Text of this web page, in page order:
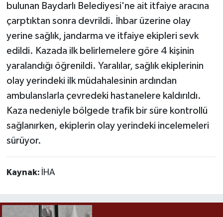
bulunan Baydarlı Belediyesi'ne ait itfaiye aracına
çarptıktan sonra devrildi. İhbar üzerine olay
yerine sağlık, jandarma ve itfaiye ekipleri sevk
edildi. Kazada ilk belirlemelere göre 4 kişinin
yaralandığı öğrenildi. Yaralılar, sağlık ekiplerinin
olay yerindeki ilk müdahalesinin ardından
ambulanslarla çevredeki hastanelere kaldırıldı.
Kaza nedeniyle bölgede trafik bir süre kontrollü
sağlanırken, ekiplerin olay yerindeki incelemeleri
sürüyor.
Kaynak: İHA